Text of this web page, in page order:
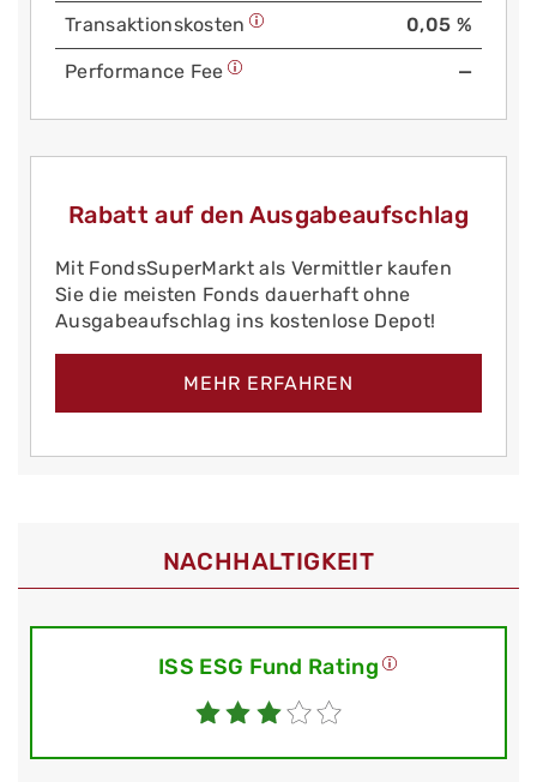
Trans­aktions­kosten 0,05 %
Performance Fee —
Rabatt auf den Ausgabeaufschlag
Mit FondsSuperMarkt als Vermittler kaufen
Sie die meisten Fonds dauerhaft ohne
Ausgabeaufschlag ins kostenlose Depot!
MEHR ERFAHREN
NACHHALTIGKEIT
ISS ESG Fund Rating